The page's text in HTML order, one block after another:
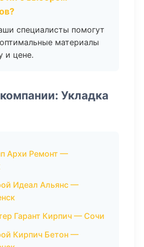
специалисты помогут
материалы
и цене.
Укладка
Архи Ремонт —
Идеал Альянс —
Гарант Кирпич — Сочи
Кирпич Бетон —